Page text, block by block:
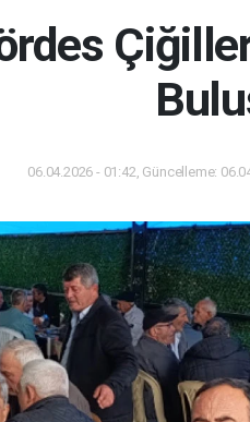
06.04.2026 - 01:42, Güncelleme: